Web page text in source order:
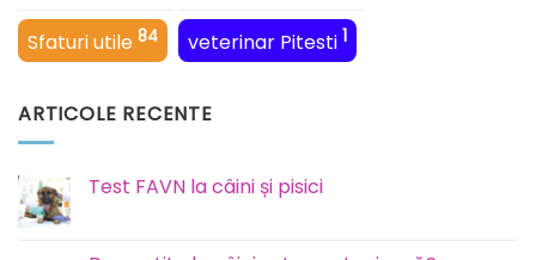
Sfaturi utile 84 veterinar Pitesti 1
ARTICOLE RECENTE
Test FAVN la câini și pisici